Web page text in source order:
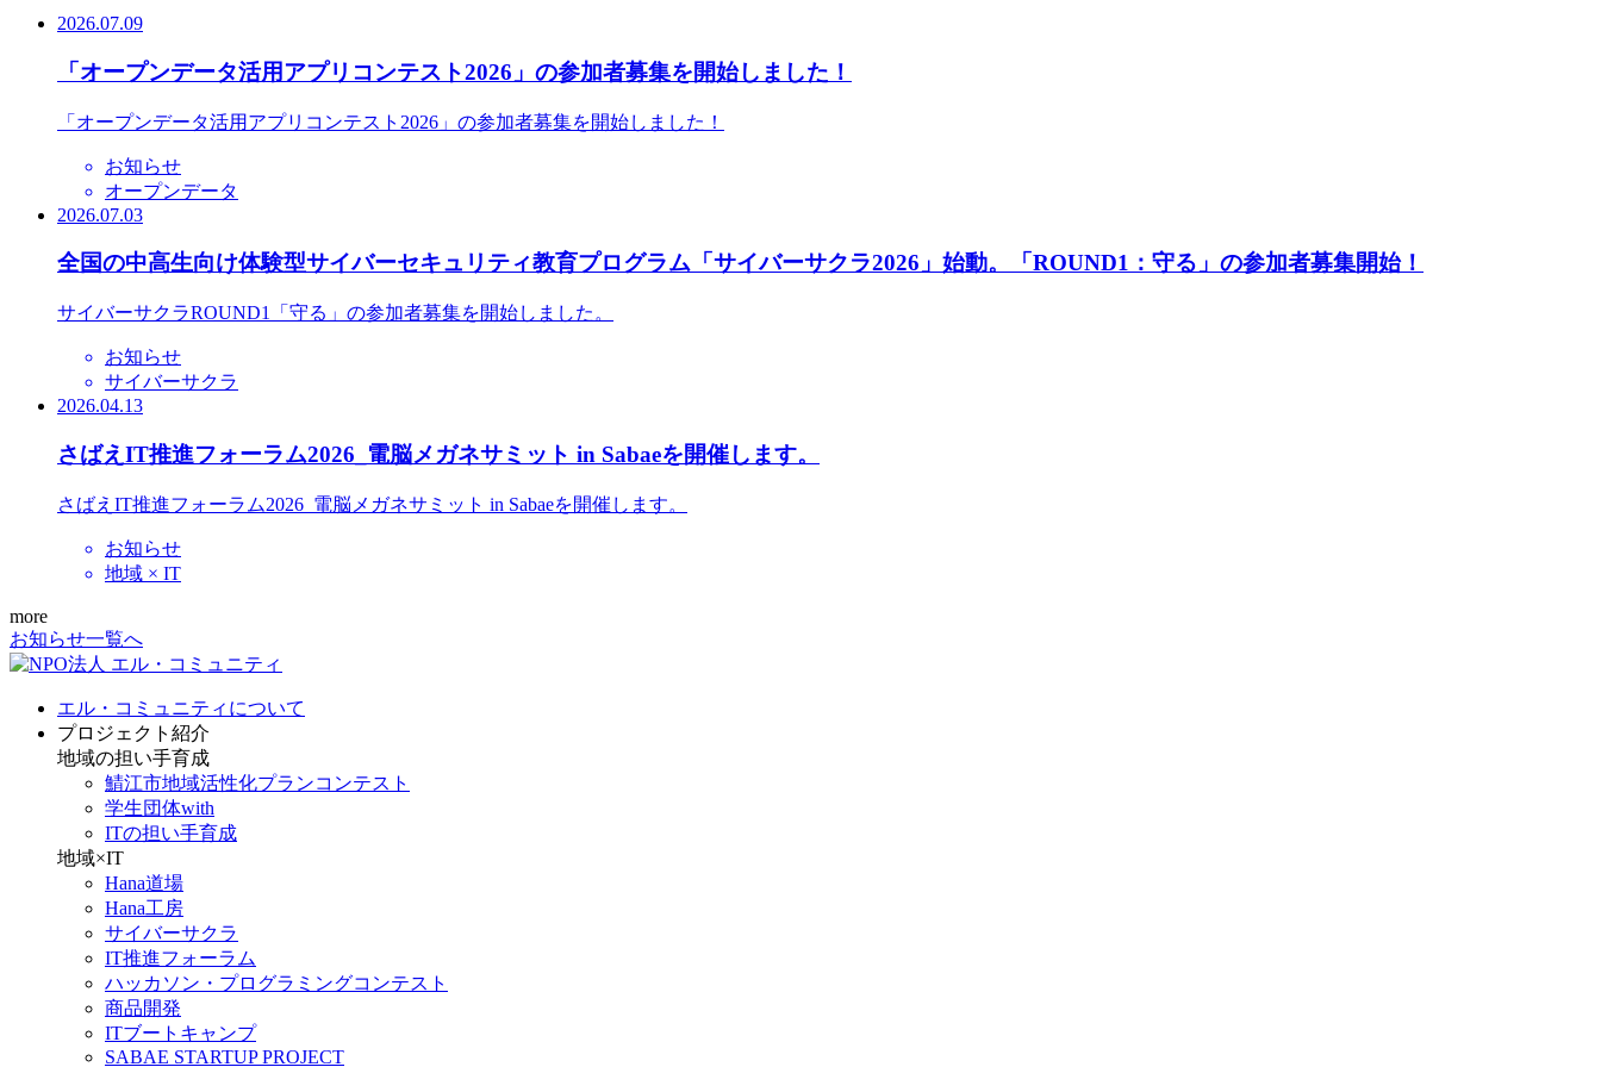
2026.07.09
「オープンデータ活用アプリコンテスト2026」の参加者募集を開始しました！
「オープンデータ活用アプリコンテスト2026」の参加者募集を開始しました！
お知らせ
オープンデータ
2026.07.03
全国の中高生向け体験型サイバーセキュリティ教育プログラム「サイバーサクラ2026」始動。「ROUND1：守る」の参加者募集開始！
サイバーサクラROUND1「守る」の参加者募集を開始しました。
お知らせ
サイバーサクラ
2026.04.13
さばえIT推進フォーラム2026_電脳メガネサミット in Sabaeを開催します。
さばえIT推進フォーラム2026_電脳メガネサミット in Sabaeを開催します。
お知らせ
地域 × IT
more
お知らせ一覧へ
エル・コミュニティについて
プロジェクト紹介
地域の担い手育成
鯖江市地域活性化プランコンテスト
学生団体with
ITの担い手育成
地域×IT
Hana道場
Hana工房
サイバーサクラ
IT推進フォーラム
ハッカソン・プログラミングコンテスト
商品開発
ITブートキャンプ
SABAE STARTUP PROJECT